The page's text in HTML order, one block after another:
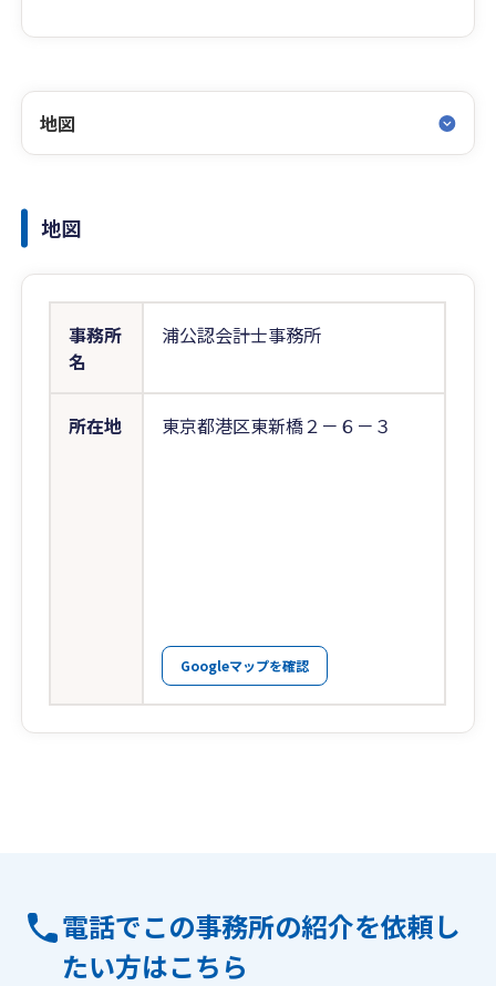
地図
地図
事務所
名
浦公認会計士事務所
所在地 東京都港区東新橋２－６－３
Googleマップを確認
電話でこの事務所の紹介を依頼し
たい方はこちら